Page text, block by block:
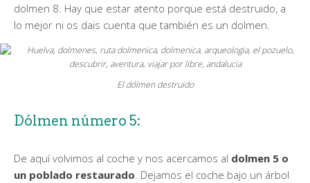
dolmen 8. Hay que estar atento porque está destruido, a
lo mejor ni os dais cuenta que también es un dolmen.
El dólmen destruido
Dólmen número 5:
De aquí volvimos al coche y nos acercamos al dolmen 5 o
un poblado restaurado. Dejamos el coche bajo un árbol